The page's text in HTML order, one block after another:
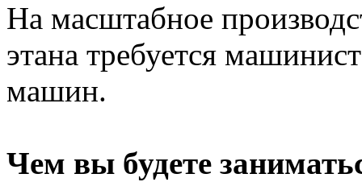
На масштабное
этана требуется
машин.
Чем вы будете